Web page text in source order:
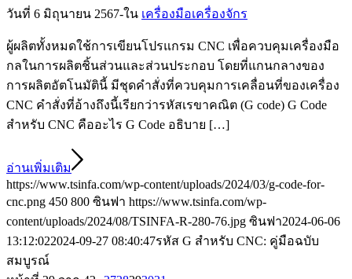
วันที่ 6 มิถุนายน 2567-ใน เครื่องมือเครื่องจักร
ผู้ผลิตทั้งหมดใช้การเขียนโปรแกรม CNC เพื่อควบคุมเครื่องมือ
กลในการผลิตชิ้นส่วนและส่วนประกอบ โดยที่แกนกลางของ
การผลิตอัตโนมัตินี้ มีชุดคำสั่งที่ควบคุมการเคลื่อนที่ของเครื่อง
CNC คำสั่งที่อ้างถึงนี้เรียกว่ารหัสเรขาคณิต (G code) G Code
สำหรับ CNC คืออะไร G Code อธิบาย […]
อ่านเพิ่มเติม
https://www.tsinfa.com/wp-content/uploads/2024/03/g-code-for-
cnc.png 450 800 ซินฟา https://www.tsinfa.com/wp-
content/uploads/2024/08/TSINFA-R-280-76.jpg ซินฟา2024-06-06
13:12:022024-09-27 08:40:47รหัส G สำหรับ CNC: คู่มือฉบับ
สมบูรณ์